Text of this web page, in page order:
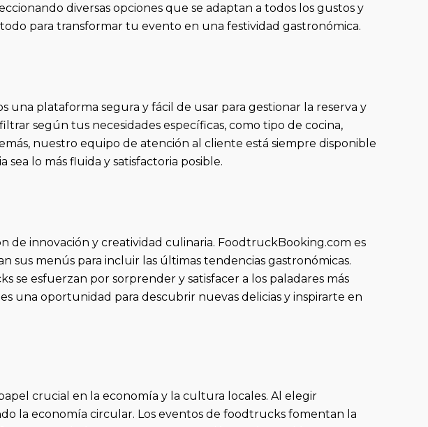
diversas opciones que se adaptan a todos los gustos y
para transformar tu evento en una festividad gastronómica.
plataforma segura y fácil de usar para gestionar la reserva y
según tus necesidades específicas, como tipo de cocina,
nuestro equipo de atención al cliente está siempre disponible
lo más fluida y satisfactoria posible.
de innovación y creatividad culinaria. FoodtruckBooking.com es
menús para incluir las últimas tendencias gastronómicas.
se esfuerzan por sorprender y satisfacer a los paladares más
una oportunidad para descubrir nuevas delicias y inspirarte en
crucial en la economía y la cultura locales. Al elegir
la economía circular. Los eventos de foodtrucks fomentan la